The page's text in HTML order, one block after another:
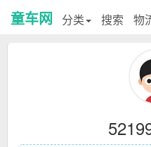
童车网 分类 搜索 物